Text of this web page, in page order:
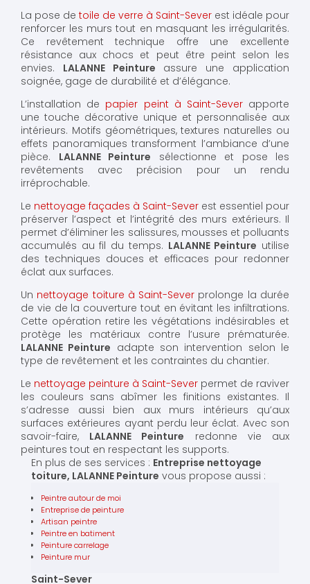
La pose de toile de verre à Saint-Sever est idéale pour
renforcer les murs tout en masquant les irrégularités.
Ce revêtement technique offre une excellente
résistance aux chocs et peut être peint selon les
envies. LALANNE Peinture assure une application
soignée, gage de durabilité et d’élégance.
L’installation de papier peint à Saint-Severapporte
une touche décorative unique et personnalisée aux
intérieurs. Motifs géométriques, textures naturelles ou
effets panoramiques transforment l’ambiance d’une
pièce. LALANNE Peinture sélectionne et pose les
revêtements avec précision pour un rendu
irréprochable.
Le nettoyage façades à Saint-Sever est essentiel pour
préserver l’aspect et l’intégrité des murs extérieurs. Il
permet d’éliminer les salissures, mousses et polluants
accumulés au fil du temps. LALANNE Peinture utilise
des techniques douces et efficaces pour redonner
éclat aux surfaces.
Un nettoyage toiture à Saint-Sever prolonge la durée
de vie de la couverture tout en évitant les infiltrations.
Cette opération retire les végétations indésirables et
protège les matériaux contre l’usure prématurée.
LALANNE Peinture adapte son intervention selon le
type de revêtement et les contraintes du chantier.
Le nettoyage peinture à Saint-Sever permet de raviver
les couleurs sans abîmer les finitions existantes. Il
s’adresse aussi bien aux murs intérieurs qu’aux
surfaces extérieures ayant perdu leur éclat. Avec son
savoir-faire, LALANNE Peinture redonne vie aux
peintures tout en respectant les supports.
En plus de ses services : Entreprise nettoyage
toiture, LALANNE Peinture vous propose aussi :
Peintre autour de moi
Entreprise de peinture
Artisan peintre
Peintre en batiment
Peinture carrelage
Peinture mur
Saint-Sever